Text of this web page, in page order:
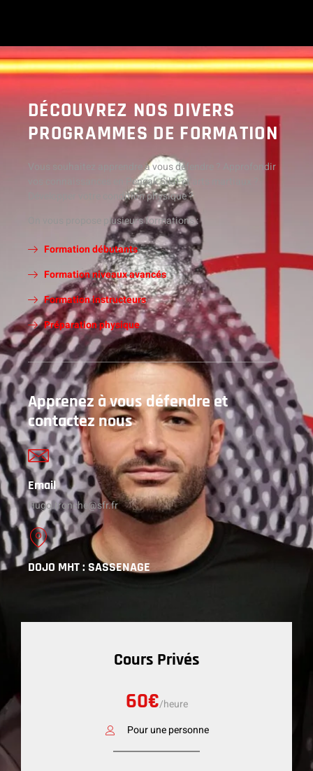
DÉCOUVREZ NOS DIVERS
PROGRAMMES DE FORMATION
Vous souhaitez apprendre à vous défendre ? Approfondir
vos connaissances en Pencak Silat et arts martiaux ?
Développer votre condition physique ?
On vous propose plusieurs formations :
Formation débutants
Formation niveaux avancés
Formation instructeurs
Préparation physique
Apprenez à vous défendre et
contactez nous
Email
Hugo.tronche@sfr.fr
DOJO MHT : SASSENAGE
Cours Privés
60€/heure
Pour une personne